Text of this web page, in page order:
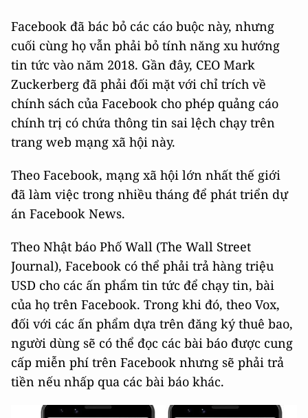
Facebook đã bác bỏ các cáo buộc này, nhưng
cuối cùng họ vẫn phải bỏ tính năng xu hướng
tin tức vào năm 2018. Gần đây, CEO Mark
Zuckerberg đã phải đối mặt với chỉ trích về
chính sách của Facebook cho phép quảng cáo
chính trị có chứa thông tin sai lệch chạy trên
trang web mạng xã hội này.
Theo Facebook, mạng xã hội lớn nhất thế giới
đã làm việc trong nhiều tháng để phát triển dự
án Facebook News.
Theo Nhật báo Phố Wall (The Wall Street
Journal), Facebook có thể phải trả hàng triệu
USD cho các ấn phẩm tin tức để chạy tin, bài
của họ trên Facebook. Trong khi đó, theo Vox,
đối với các ấn phẩm dựa trên đăng ký thuê bao,
người dùng sẽ có thể đọc các bài báo được cung
cấp miễn phí trên Facebook nhưng sẽ phải trả
tiền nếu nhấp qua các bài báo khác.